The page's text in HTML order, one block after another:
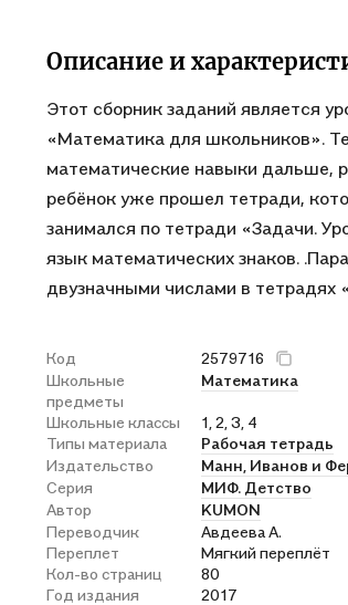
Описание и
Этот сборник заданий является
«Математика для школьников».
математические навыки дальше,
ребёнок уже прошел тетради,
занимался по тетради «Задачи.
язык математических знаков.
двузначными числами в тетрадях
Код
2579716
Школьные
предметы
Математика
Школьные классы
1, 2, 3, 4
Типы материала
Рабочая тетрадь
Издательство
Манн, Иванов и
Серия
МИФ. Детство
Автор
KUMON
Переводчик
Авдеева А.
Переплет
Мягкий переплёт
Кол-во страниц
80
Год издания
2017